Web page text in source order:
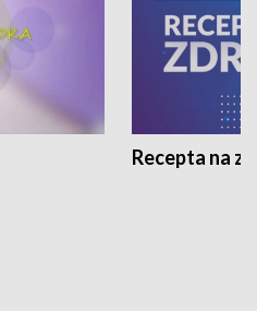
Recepta na